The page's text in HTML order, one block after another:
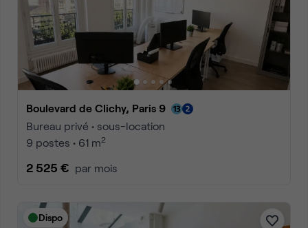
Boulevard de Clichy, Paris 9
Bureau privé • sous-location
9 postes • 61 m2
2 525 € par mois
Dispo